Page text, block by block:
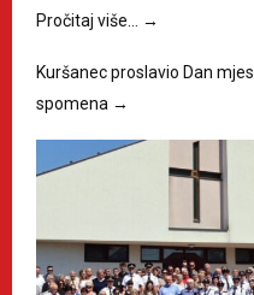
Pročitaj više…
→
Kuršanec proslavio Dan
spomena →